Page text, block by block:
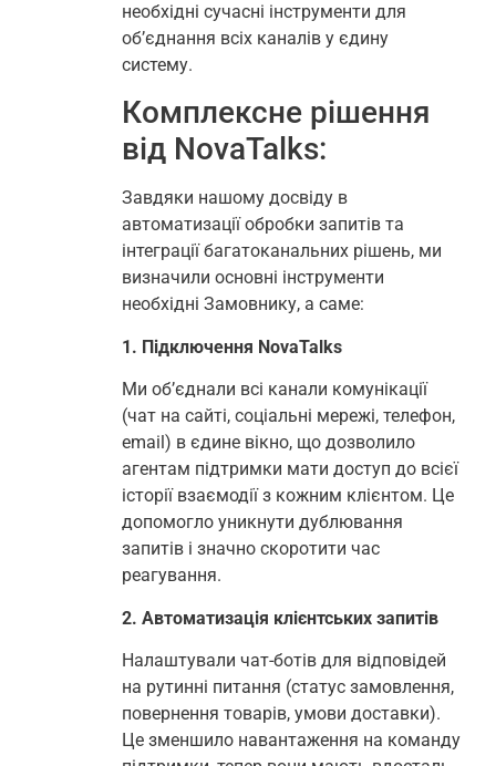
необхідні сучасні інструменти для
об’єднання всіх каналів у єдину
систему.
Комплексне рішення
від NovaTalks:
Завдяки нашому досвіду в
автоматизації обробки запитів та
інтеграції багатоканальних рішень, ми
визначили основні інструменти
необхідні Замовнику, а саме:
1. Підключення NovaTalks
Ми об’єднали всі канали комунікації
(чат на сайті, соціальні мережі, телефон,
email) в єдине вікно, що дозволило
агентам підтримки мати доступ до всієї
історії взаємодії з кожним клієнтом. Це
допомогло уникнути дублювання
запитів і значно скоротити час
реагування.
2. Автоматизація клієнтських запитів
Налаштували чат-ботів для відповідей
на рутинні питання (статус замовлення,
повернення товарів, умови доставки).
Це зменшило навантаження на команду